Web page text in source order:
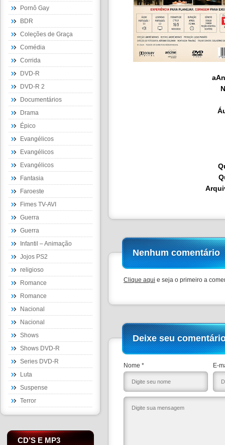
Pornô Gay
BDR
Coleções de Graça
Comédia
Corrida
DVD-R
DVD-R 2
Documentários
Drama
Épico
Evangélicos
Evangélicos
Evangélicos
Fantasia
Faroeste
Fimes TV-AVI
Guerra
Guerra
Infantil – Animação
Jojos PS2
religioso
Romance
Romance
Nacional
Nacional
Shows
Shows DVD-R
Series DVD-R
Luta
Suspense
Terror
CD’S E MP3
Nenhum comentário
Clique aqui e seja o primeiro a
Deixe seu
Nome * E-